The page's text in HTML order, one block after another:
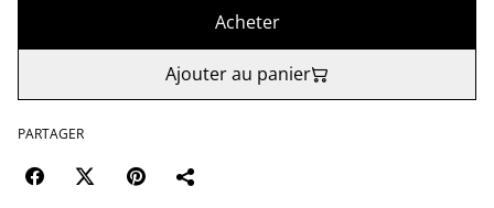
Acheter
Ajouter au panier
PARTAGER